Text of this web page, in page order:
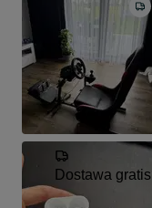
Dostawa gratis